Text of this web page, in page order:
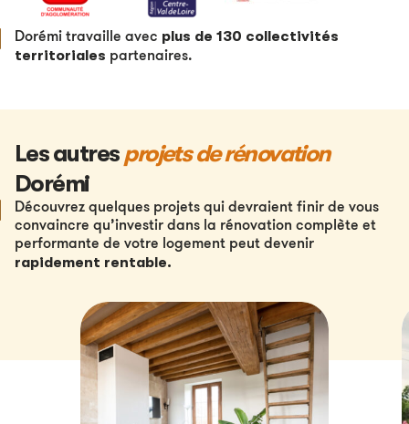
Dorémi travaille avec plus de 130 collectivités
territoriales partenaires.
Les autres projets de rénovation
Dorémi
Découvrez quelques projets qui devraient finir de vous
convaincre qu’investir dans la rénovation complète et
performante de votre logement peut devenir
rapidement rentable.